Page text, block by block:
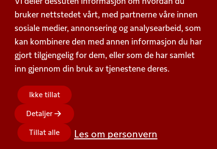
bruker nettstedet vårt, med partnerne våre innen
sosiale medier, annonsering og analysearbeid, som
kan kombinere den med annen informasjon du har
gjort tilgjengelig for dem, eller som de har samlet
inn gjennom din bruk av tjenestene deres.
Ikke tillat
Detaljer
Tillat alle
Les om personvern
Schweigaards gate 15, 0191 Oslo
Org. nummer 938 752 648
Personvern
Beskrivelse av våre vilkår
Kontakt
Kontaktskjema
Sentralbord